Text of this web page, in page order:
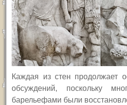
Каждая из стен продолжает
обсуждений, поскольку
барельефами были